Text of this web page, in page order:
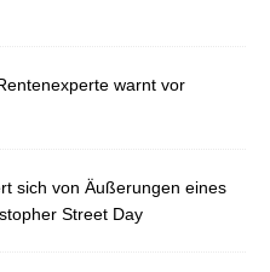
warnt vor
sich von Äußerungen eines
Street Day